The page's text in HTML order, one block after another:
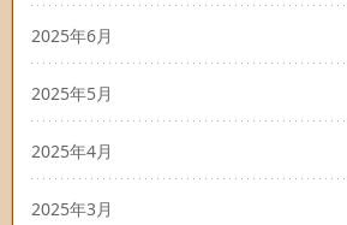
2025年6月
2025年5月
2025年4月
2025年3月